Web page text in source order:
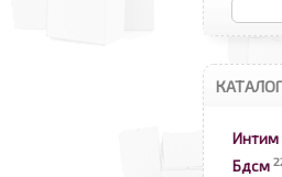
Интим
Бдсм